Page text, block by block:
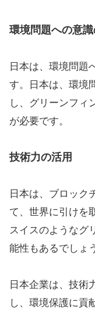
環境問題への意
日本は、環境問題
す。日本は、環境
し、グリーンフィ
が必要です。
技術力の活用
日本は、ブロック
て、世界に引けを
スイスのようなグ
能性もあるでしょ
日本企業は、技術
し、環境保護に貢